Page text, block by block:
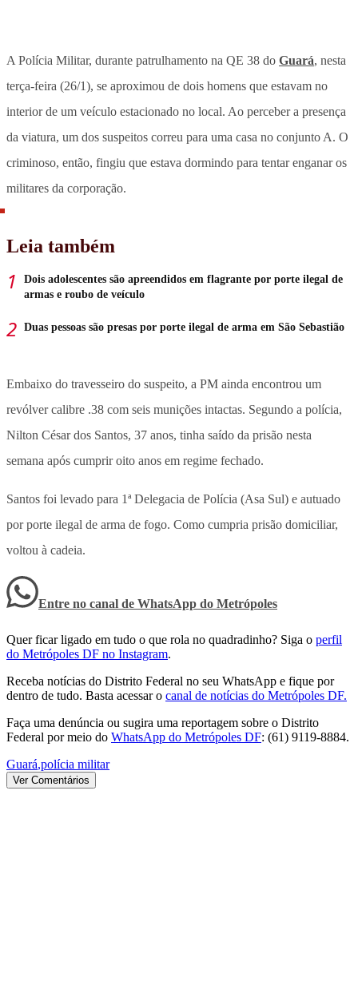
A Polícia Militar, durante patrulhamento na QE 38 do Guará, nesta
terça-feira (26/1), se aproximou de dois homens que estavam no
interior de um veículo estacionado no local. Ao perceber a presença
da viatura, um dos suspeitos correu para uma casa no conjunto A. O
criminoso, então, fingiu que estava dormindo para tentar enganar os
militares da corporação.
Leia também
Dois adolescentes são apreendidos em flagrante por porte ilegal de
armas e roubo de veículo
Duas pessoas são presas por porte ilegal de arma em São Sebastião
Embaixo do travesseiro do suspeito, a PM ainda encontrou um
revólver calibre .38 com seis munições intactas. Segundo a polícia,
Nilton César dos Santos, 37 anos, tinha saído da prisão nesta
semana após cumprir oito anos em regime fechado.
Santos foi levado para 1ª Delegacia de Polícia (Asa Sul) e autuado
por porte ilegal de arma de fogo. Como cumpria prisão domiciliar,
voltou à cadeia.
Entre no canal de WhatsApp do Metrópoles
Quer ficar ligado em tudo o que rola no quadradinho? Siga o perfil
do Metrópoles DF no Instagram.
Receba notícias do Distrito Federal no seu WhatsApp e fique por
dentro de tudo. Basta acessar o canal de notícias do Metrópoles DF.
Faça uma denúncia ou sugira uma reportagem sobre o Distrito
Federal por meio do WhatsApp do Metrópoles DF: (61) 9119-8884.
Guará,polícia militar
Ver Comentários